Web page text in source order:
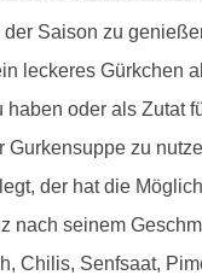
der Saison zu
leckeres Gürkchen
haben oder als Zutat
Gurkensuppe zu
der hat die
nach seinem
Chilis, Senfsaat,